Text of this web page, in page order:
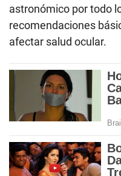
astronómico por todo
recomendaciones
afectar salud ocular.